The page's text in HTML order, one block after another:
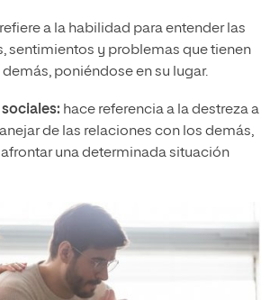
a la habilidad para entender las
sentimientos y problemas que tienen
poniéndose en su lugar.
hace referencia a la destreza a
de las relaciones con los demás,
una determinada situación